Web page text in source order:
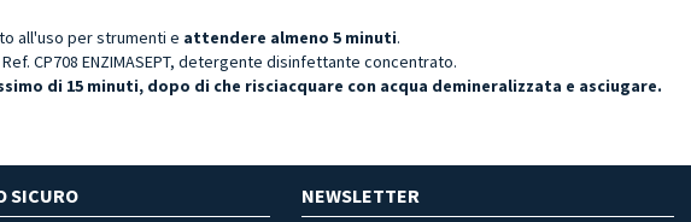
all'uso per strumenti e attendere almeno 5 minuti.
CP708 ENZIMASEPT, detergente disinfettante concentrato.
di 15 minuti, dopo di che risciacquare con acqua demineralizzata e asciugare.
SICURO NEWSLETTER